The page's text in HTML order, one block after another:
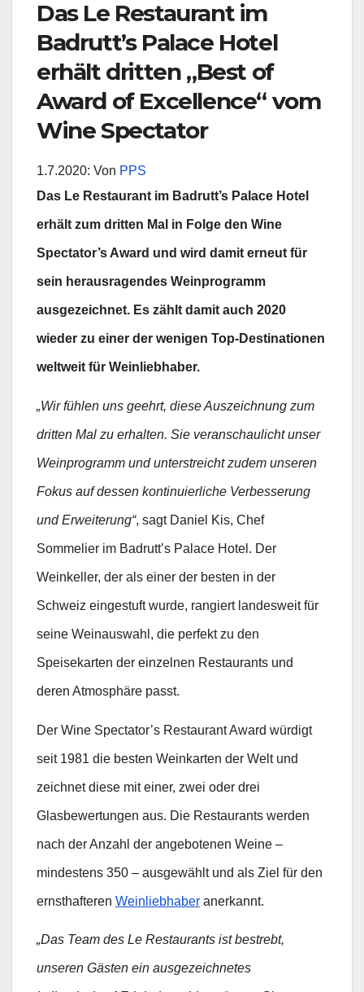
Das Le Restaurant im
Badrutt’s Palace Hotel
erhält dritten „Best of
Award of Excellence“ vom
Wine Spectator
1.7.2020: Von PPS
Das Le Restaurant im Badrutt’s Palace Hotel
erhält zum dritten Mal in Folge den Wine
Spectator’s Award und wird damit erneut für
sein herausragendes Weinprogramm
ausgezeichnet. Es zählt damit auch 2020
wieder zu einer der wenigen Top-Destinationen
weltweit für Weinliebhaber.
„Wir fühlen uns geehrt, diese Auszeichnung zum
dritten Mal zu erhalten. Sie veranschaulicht unser
Weinprogramm und unterstreicht zudem unseren
Fokus auf dessen kontinuierliche Verbesserung
und Erweiterung“, sagt Daniel Kis, Chef
Sommelier im Badrutt’s Palace Hotel. Der
Weinkeller, der als einer der besten in der
Schweiz eingestuft wurde, rangiert landesweit für
seine Weinauswahl, die perfekt zu den
Speisekarten der einzelnen Restaurants und
deren Atmosphäre passt.
Der Wine Spectator’s Restaurant Award würdigt
seit 1981 die besten Weinkarten der Welt und
zeichnet diese mit einer, zwei oder drei
Glasbewertungen aus. Die Restaurants werden
nach der Anzahl der angebotenen Weine –
mindestens 350 – ausgewählt und als Ziel für den
ernsthafteren Weinliebhaber anerkannt.
„Das Team des Le Restaurants ist bestrebt,
unseren Gästen ein ausgezeichnetes